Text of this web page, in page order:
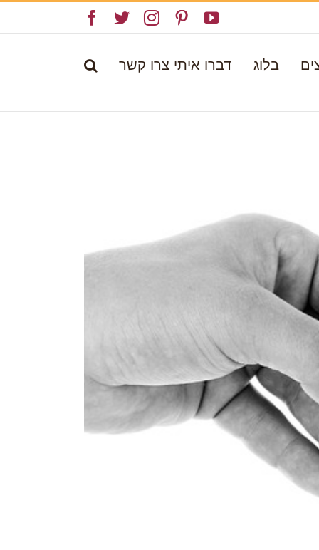
YouTube
Pinterest
Instagram
Twitter
בלוג דברו איתי צרו קשר